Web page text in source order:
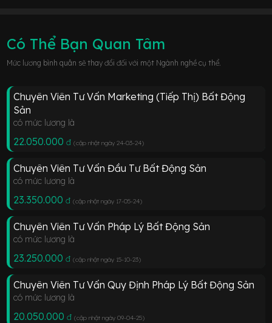
Có Thể Bạn Quan Tâm
Mức lương bình quân sẽ thay đổi đối với một Ngành nghề cụ thể.
Chuyên Viên Tư Vấn Marketing (Tiếp Thị) Bất Động
Sản
có mức lương là
22.050.000 đ (cập nhật ngày 24-03-24)
Chuyên Viên Tư Vấn Đầu Tư Bất Động Sản
có mức lương là
23.350.000 đ (cập nhật ngày 17-05-24)
Chuyên Viên Tư Vấn Pháp Lý Bất Động Sản
có mức lương là
23.250.000 đ (cập nhật ngày 15-10-23)
Chuyên Viên Tư Vấn Quy Định Pháp Lý Bất Động Sản
có mức lương là
20.050.000 đ (cập nhật ngày 09-04-25)